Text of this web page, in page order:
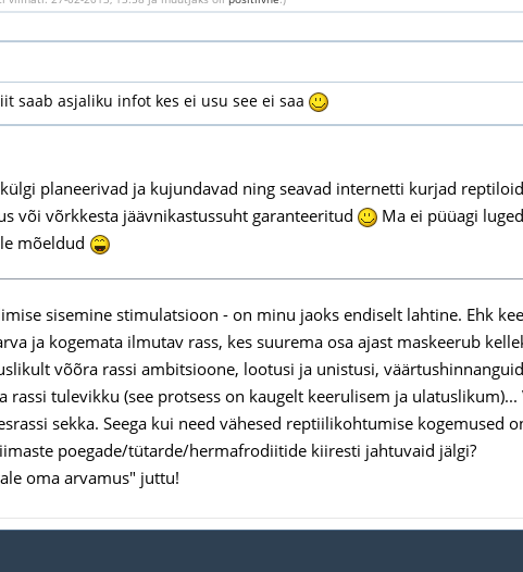
saab asjaliku infot kes ei usu see ei saa
planeerivad ja kujundavad ning seavad internetti kurjad
või võrkkesta jäävnikastussuht garanteeritud
Ma ei püüagi
mõeldud
sisemine stimulatsioon - on minu jaoks endiselt lahtine. Ehk
ja kogemata ilmutav rass, kes suurema osa ajast maskeerub
võõra rassi ambitsioone, lootusi ja unistusi,
rassi tulevikku (see protsess on kaugelt keerulisem ja
sekka. Seega kui need vähesed reptiilikohtumise kogemused
poegade/tütarde/hermafrodiitide kiiresti jahtuvaid jälgi?
oma arvamus" juttu!